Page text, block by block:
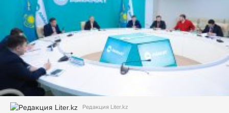
Редакция Liter.kz